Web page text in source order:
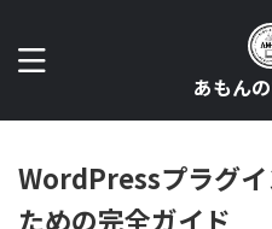
あもん
WordPressプラグ
ための完全ガイド